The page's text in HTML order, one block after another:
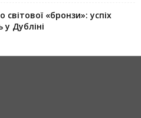
«бронзи»: успіх
у Дубліні